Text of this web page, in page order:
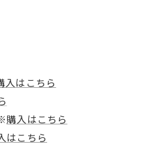
入はこちら
購入はこちら
はこちら